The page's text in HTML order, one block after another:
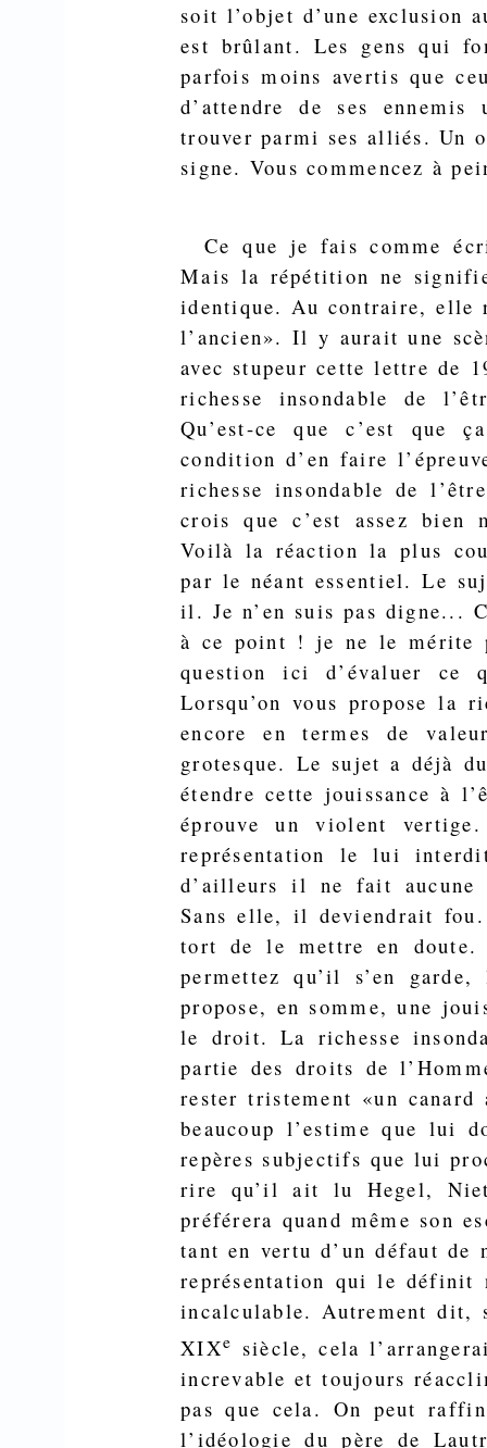
soit l’objet d’une exclusion
est brûlant. Les gens qui
parfois moins avertis que
d’attendre de ses
trouver parmi ses alliés. Un
signe. Vous commencez à
Ce que je fais comme
Mais la répétition ne
identique. Au contraire, elle
l’ancien». Il y aurait une
avec stupeur cette lettre de
richesse insondable de
Qu’est-ce que c’est
condition d’en faire
richesse insondable de
crois que c’est assez bien
Voilà la réaction la plus
par le néant essentiel. Le
il. Je n’en suis pas digne...
à ce point !je ne le mérite
question ici d’évaluer
Lorsqu’on vous propose la
encore en termes de
grotesque. Le sujet a déjà
étendre cette jouissance à
éprouve un violent
représentation le lui
d’ailleurs il ne fait
Sans elle, il deviendrait
tort de le mettre en
permettez qu’il s’en
propose, en somme, une
le droit. La richesse
partie des droits de
rester tris­tement «un
beaucoup l’estime que lui
repères subjectifs que lui
rire qu’il ait lu Hegel,
préférera quand même son
tant en vertu d’un défaut
représentation qui le définit
incalculable. Autrement
XIXe siècle, cela
increvable et toujours
pas que cela. On peut
l’idéologie du père de